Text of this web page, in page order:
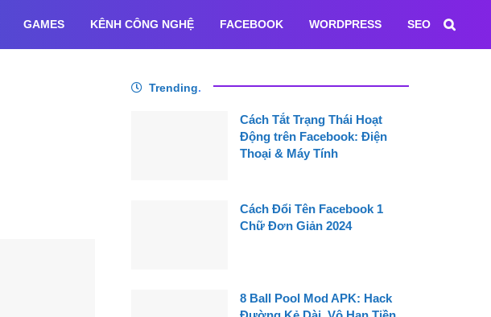
GAMES KÊNH CÔNG NGHỆ FACEBOOK WORDPRESS SEO
Trending.
Cách Tắt Trạng Thái Hoạt
Động trên Facebook: Điện
Thoại & Máy Tính
Cách Đổi Tên Facebook 1
Chữ Đơn Giản 2024
8 Ball Pool Mod APK: Hack